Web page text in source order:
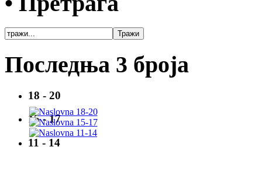
Последња 3 броја
18 - 20
15 - 17
11 - 14